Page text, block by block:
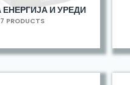
И УРЕДИ
7 PRODUCTS